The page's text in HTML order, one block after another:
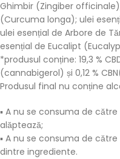
Ghimbir (Zingiber
(Curcuma longa); ulei
ulei esențial de Arbore de
esențial de Eucalipt
*produsul conține: 19,3 %
(cannabigerol) și 0,12 %
Produsul final nu conține
▪ A nu se consuma de
alăptează;
▪ A nu se consuma de
dintre ingrediente.